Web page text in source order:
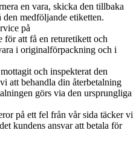
en vara, skicka den tillbaka
den medföljande etiketten.
på
för att få en returetikett och
i originalförpackning och i
och inspekterat den
att behandla din återbetalning
görs via den ursprungliga
på ett fel från vår sida täcker vi
kundens ansvar att betala för